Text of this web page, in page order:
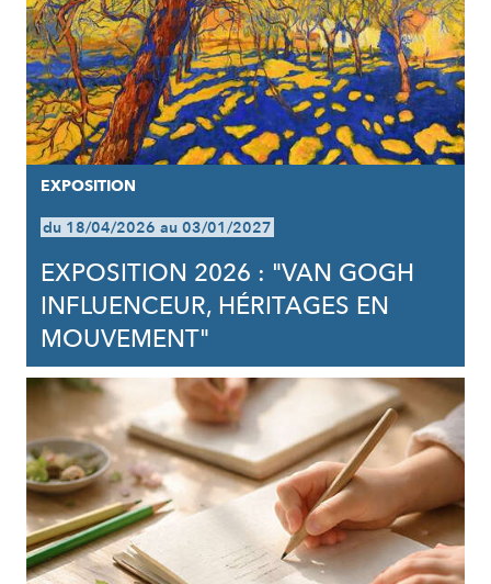
EXPOSITION
du 18/04/2026 au 03/01/2027
EXPOSITION 2026 : "VAN GOGH
INFLUENCEUR, HÉRITAGES EN
MOUVEMENT"